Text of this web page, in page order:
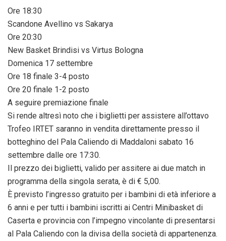
Ore 18:30
Scandone Avellino vs Sakarya
Ore 20:30
New Basket Brindisi vs Virtus Bologna
Domenica 17 settembre
Ore 18 finale 3-4 posto
Ore 20 finale 1-2 posto
A seguire premiazione finale
Si rende altresì noto che i biglietti per assistere all’ottavo
Trofeo IRTET saranno in vendita direttamente presso il
botteghino del Pala Caliendo di Maddaloni sabato 16
settembre dalle ore 17:30.
Il prezzo dei biglietti, valido per assitere ai due match in
programma della singola serata, è di € 5,00.
È previsto l’ingresso gratuito per i bambini di età inferiore a
6 anni e per tutti i bambini iscritti ai Centri Minibasket di
Caserta e provincia con l’impegno vincolante di presentarsi
al Pala Caliendo con la divisa della società di appartenenza.